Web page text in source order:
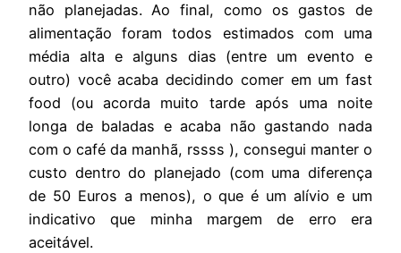
não planejadas. Ao final, como os gastos de
alimentação foram todos estimados com uma
média alta e alguns dias (entre um evento e
outro) você acaba decidindo comer em um fast
food (ou acorda muito tarde após uma noite
longa de baladas e acaba não gastando nada
com o café da manhã, rssss ), consegui manter o
custo dentro do planejado (com uma diferença
de 50 Euros a menos), o que é um alívio e um
indicativo que minha margem de erro era
aceitável.